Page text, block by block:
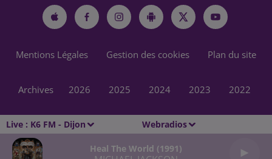
Live : K6 FM - Dijon Webradios
Heal The World (1991)
Mentions Légales Gestion des cookies Plan du site
Archives 2026 2025 2024 2023 2022